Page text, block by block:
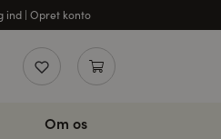
ind | Opret konto
Om os